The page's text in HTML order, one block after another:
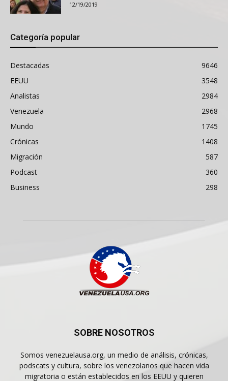
12/19/2019
Categoría popular
Destacadas
9646
EEUU
3548
Analistas
2984
Venezuela
2968
Mundo
1745
Crónicas
1408
Migración
587
Podcast
360
Business
298
SOBRE NOSOTROS
Somos venezuelausa.org, un medio de análisis, crónicas,
podscats y cultura, sobre los venezolanos que hacen vida
migratoria o están establecidos en los EEUU y quieren